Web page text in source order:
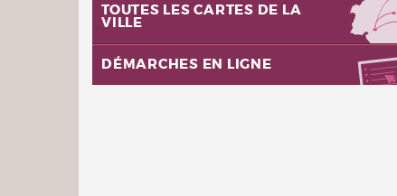
TOUTES LES CARTES DE LA
VILLE
DÉMARCHES EN LIGNE